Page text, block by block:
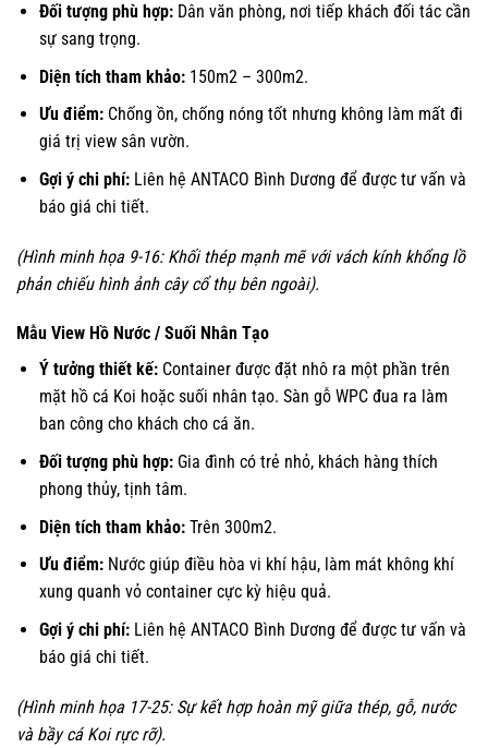
Đối tượng phù hợp:Dân văn phòng, nơi tiếp khách đối tác cần
sự sang trọng.
Diện tích tham khảo:150m2 – 300m2.
Ưu điểm:Chống ồn, chống nóng tốt nhưng không làm mất đi
giá trị view sân vườn.
Gợi ý chi phí:Liên hệ ANTACO Bình Dương để được tư vấn và
báo giá chi tiết.
(Hình minh họa 9-16: Khối thép mạnh mẽ với vách kính khổng lồ
phản chiếu hình ảnh cây cổ thụ bên ngoài).
Mẫu View Hồ Nước / Suối Nhân Tạo
Ý tưởng thiết kế:Container được đặt nhô ra một phần trên
mặt hồ cá Koi hoặc suối nhân tạo. Sàn gỗ WPC đua ra làm
ban công cho khách cho cá ăn.
Đối tượng phù hợp:Gia đình có trẻ nhỏ, khách hàng thích
phong thủy, tịnh tâm.
Diện tích tham khảo:Trên 300m2.
Ưu điểm:Nước giúp điều hòa vi khí hậu, làm mát không khí
xung quanh vỏ container cực kỳ hiệu quả.
Gợi ý chi phí:Liên hệ ANTACO Bình Dương để được tư vấn và
báo giá chi tiết.
(Hình minh họa 17-25: Sự kết hợp hoàn mỹ giữa thép, gỗ, nước
và bầy cá Koi rực rỡ).